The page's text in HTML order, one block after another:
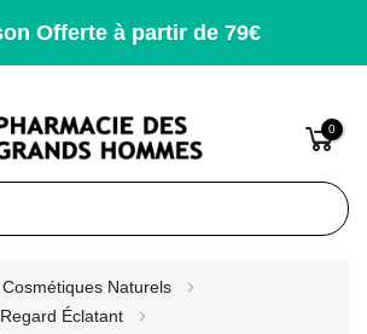
Offerte à partir de 79€
0
Naturels
Regard Éclatant